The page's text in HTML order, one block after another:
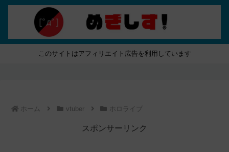
このサイトはアフィリエイト広告を利用しています
ホーム vtuber ホロライブ
スポンサーリンク